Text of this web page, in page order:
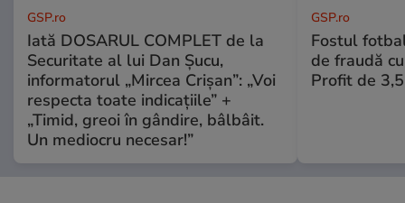
GSP.ro
Iată DOSARUL COMPLET de la
Securitate al lui Dan Șucu,
informatorul „Mircea Crișan”: „Voi
respecta toate indicațiile” +
„Timid, greoi în gândire, bâlbâit.
Un mediocru necesar!”
GSP.ro
Fostul
de fraudă
Profit de